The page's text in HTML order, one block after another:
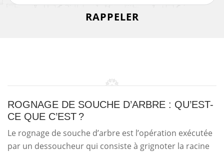
ROGNAGE DE SOUCHE D’ARBRE : QU’EST-
CE QUE C’EST ?
Le rognage de souche d’arbre est l’opération exécutée
par un dessoucheur qui consiste à grignoter la racine